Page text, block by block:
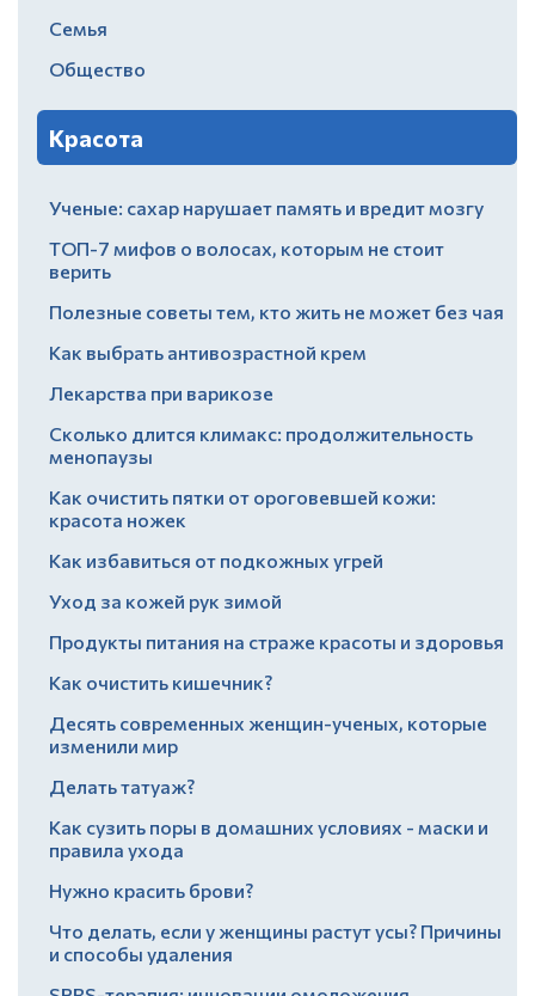
Семья
Общество
Красота
Ученые: сахар нарушает память и вредит мозгу
ТОП-7 мифов о волосах, которым не стоит
верить
Полезные советы тем, кто жить не может без чая
Как выбрать антивозрастной крем
Лекарства при варикозе
Сколько длится климакс: продолжительность
менопаузы
Как очистить пятки от ороговевшей кожи:
красота ножек
Как избавиться от подкожных угрей
Уход за кожей рук зимой
Продукты питания на страже красоты и здоровья
Как очистить кишечник?
Десять современных женщин-ученых, которые
изменили мир
Делать татуаж?
Как сузить поры в домашних условиях - маски и
правила ухода
Нужно красить брови?
Что делать, если у женщины растут усы? Причины
и способы удаления